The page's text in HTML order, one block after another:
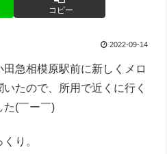
コピー
2022-09-14
急相模原駅前に新しくメロ
たので、所用で近くに行く
た(￣ー￣)
り。